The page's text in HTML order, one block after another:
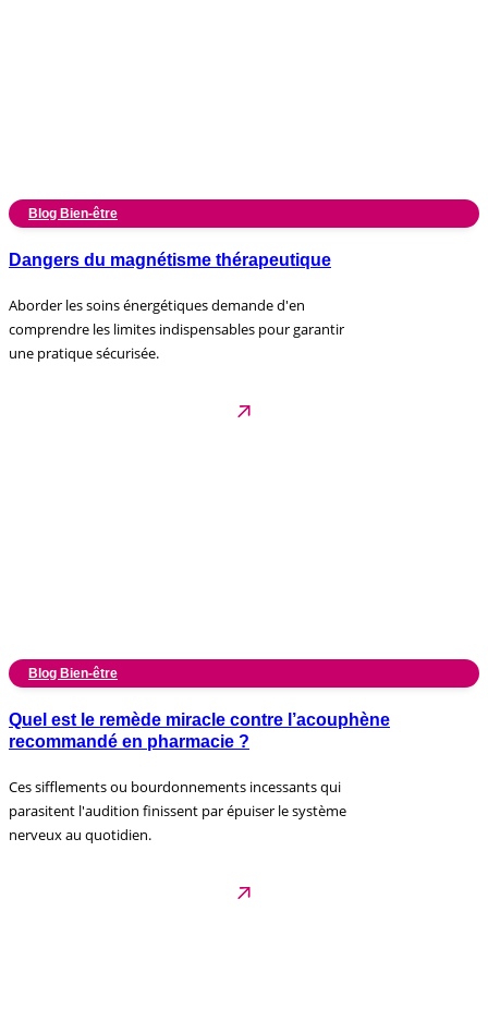
Blog Bien-être
Dangers du magnétisme thérapeutique
Aborder les soins énergétiques demande d'en
comprendre les limites indispensables pour garantir
une pratique sécurisée.
Blog Bien-être
Quel est le remède miracle contre l’acouphène
recommandé en pharmacie ?
Ces sifflements ou bourdonnements incessants qui
parasitent l'audition finissent par épuiser le système
nerveux au quotidien.